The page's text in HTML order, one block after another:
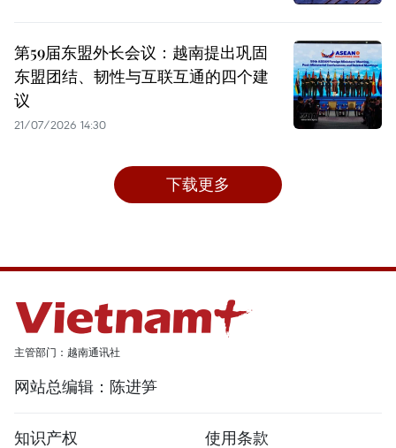
第59届东盟外长会议：越南提出巩固
东盟团结、韧性与互联互通的四个建
议
21/07/2026 14:30
下载更多
主管部门：越南通讯社
网站总编辑：陈进笋
知识产权 使用条款